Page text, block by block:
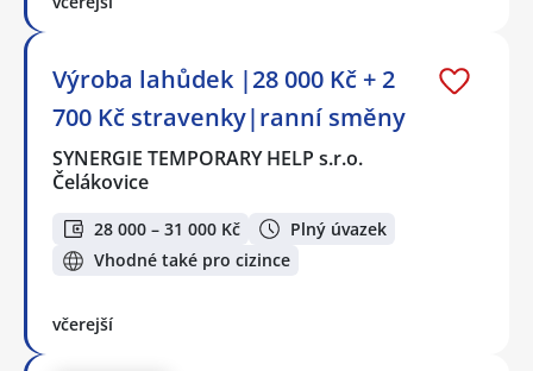
Výroba lahůdek |28 000 Kč + 2
700 Kč stravenky|ranní směny
SYNERGIE TEMPORARY HELP s.r.o.
Čelákovice
28 000 – 31 000 Kč
Plný úvazek
Vhodné také pro cizince
včerejší